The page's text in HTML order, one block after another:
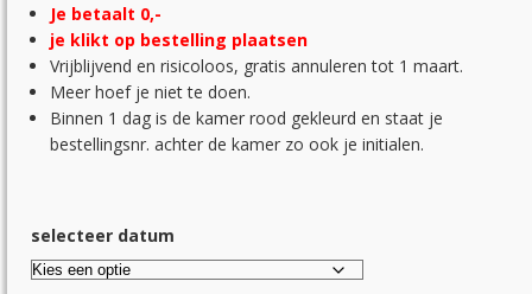
Je betaalt 0,-
je klikt op bestelling plaatsen
Vrijblijvend en risicoloos, gratis annuleren tot 1 maart.
Meer hoef je niet te doen.
Binnen 1 dag is de kamer rood gekleurd en staat je
bestellingsnr. achter de kamer zo ook je initialen.
selecteer datum